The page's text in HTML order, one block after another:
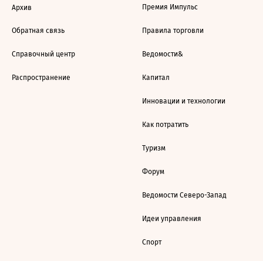
Архив
Обратная связь
Справочный центр
Распространение
Премия Импульс
Правила торговли
Ведомости&
Капитал
Инновации и технологии
Как потратить
Туризм
Форум
Ведомости Северо-Запад
Идеи управления
Спорт